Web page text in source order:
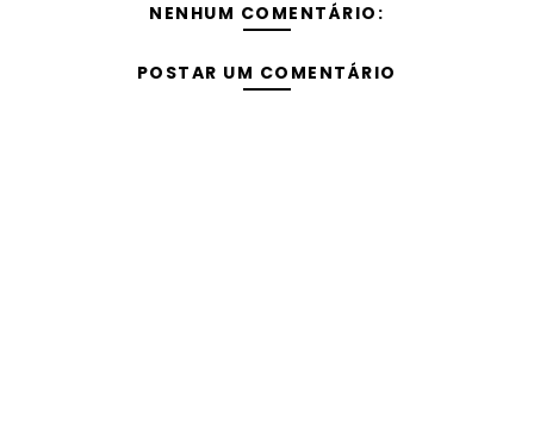
NENHUM COMENTÁRIO:
POSTAR UM COMENTÁRIO